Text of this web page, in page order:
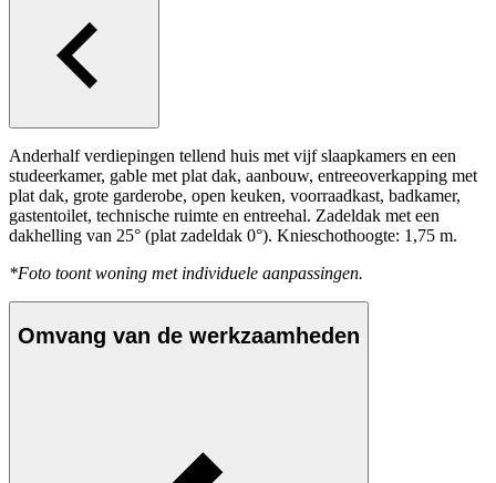
Anderhalf verdiepingen tellend huis met vijf slaapkamers en een
studeerkamer, gable met plat dak, aanbouw, entreeoverkapping met
plat dak, grote garderobe, open keuken, voorraadkast, badkamer,
gastentoilet, technische ruimte en entreehal. Zadeldak met een
dakhelling van 25° (plat zadeldak 0°). Knieschothoogte: 1,75 m.
*Foto toont woning met individuele aanpassingen.
Omvang van de werkzaamheden